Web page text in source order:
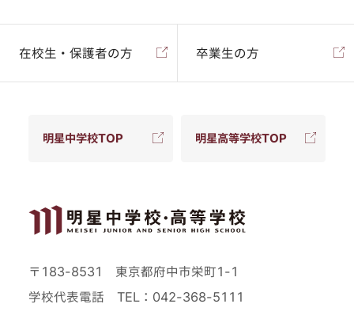
在校生・保護者の方 卒業生の方
明星中学校TOP 明星高等学校TOP
〒183-8531 東京都府中市栄町1-1
学校代表電話 TEL：042-368-5111